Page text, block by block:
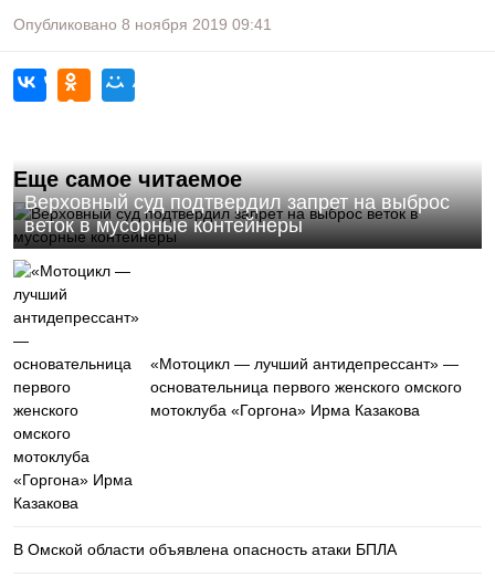
Опубликовано 8 ноября 2019 09:41
Еще самое читаемое
Верховный суд подтвердил запрет на выброс
веток в мусорные контейнеры
«Мотоцикл — лучший антидепрессант» —
основательница первого женского омского
мотоклуба «Горгона» Ирма Казакова
В Омской области объявлена опасность атаки БПЛА